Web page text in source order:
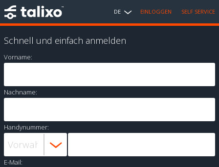
DE EINLOGGEN SELF SERVICE
Schnell und einfach anmelden
Vorname:
Nachname:
Handynummer:
E-Mail: